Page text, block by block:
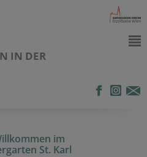
IN DER
im
St. Karl